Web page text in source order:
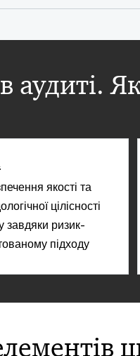
аудиті.
якості та
цілісності
завдяки ризик-
підходу